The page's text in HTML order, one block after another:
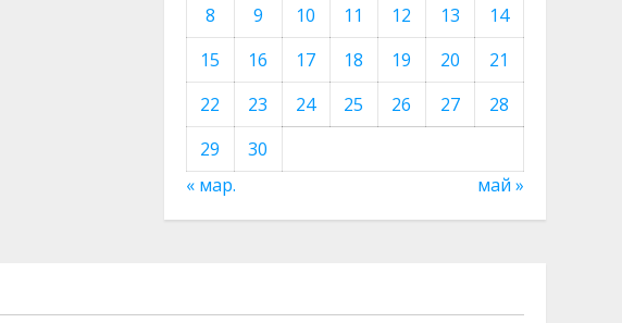
8
9 10 11 12 13
14
15
16 17 18 19 20
21
22
23 24 25 26 27
28
29
30
« мар.
май »